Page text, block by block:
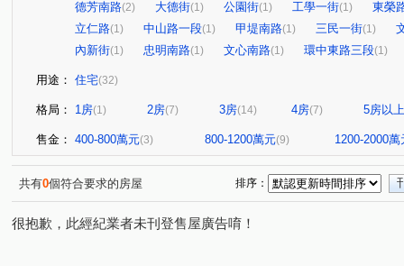
德芳南路(2) 大德街(1) 公園街(1) 工學一街(1)
東榮
立仁路(1) 中山路一段(1) 甲堤南路(1) 三民一街(1)
內新街(1) 忠明南路(1) 文心南路(1) 環中東路三段(1)
用途： 住宅(32)
格局： 1房(1) 2房(7) 3房(14) 4房(7) 5房以上
售金： 400-800萬元(3) 800-1200萬元(9) 1200-2000萬
共有0個符合要求的房屋 排序：
很抱歉，此經紀業者未刊登售屋廣告唷！